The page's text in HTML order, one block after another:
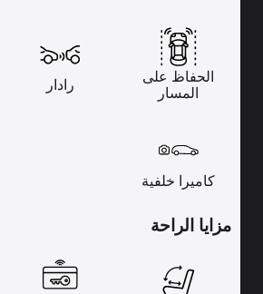
الحفاظ على
المسار
رادار
كاميرا خلفية
مزايا الراحة